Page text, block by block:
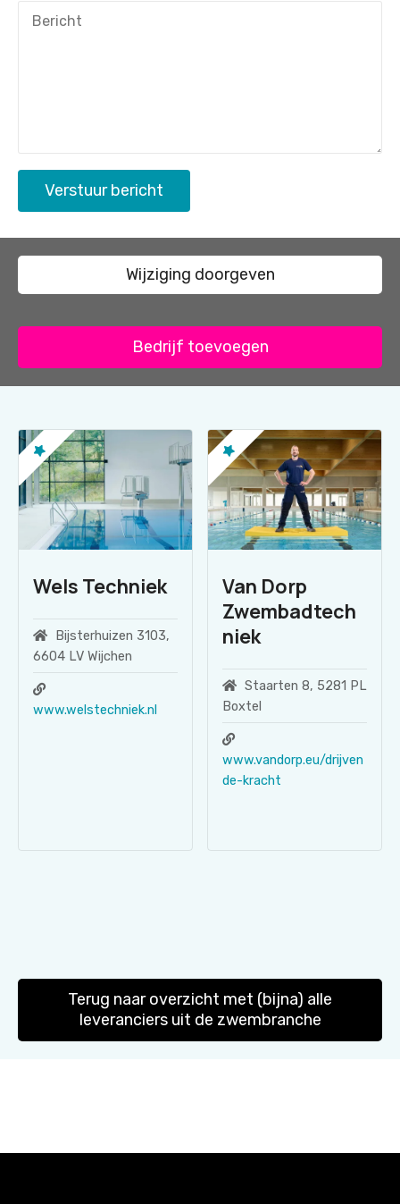
Verstuur bericht
Wijziging doorgeven
Bedrijf toevoegen
Wels Techniek
Bijsterhuizen 3103,
6604 LV Wijchen
www.welstechniek.nl
Van Dorp
Zwembadtech
niek
Staarten 8, 5281 PL
Boxtel
www.vandorp.eu/drijven
de-kracht
Terug naar overzicht met (bijna) alle
leveranciers uit de zwembranche